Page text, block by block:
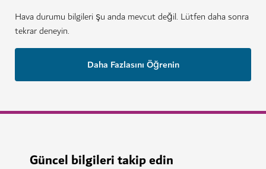
Hava durumu bilgileri şu anda mevcut değil. Lütfen daha sonra
tekrar deneyin.
Daha Fazlasını Öğrenin
Güncel bilgileri takip edin